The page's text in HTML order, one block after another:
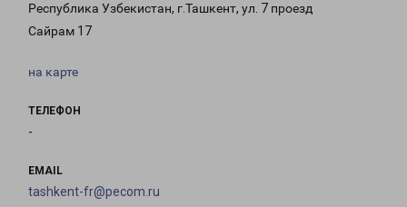
Республика Узбекистан, г.Ташкент, ул. 7 проезд
Сайрам 17
на карте
ТЕЛЕФОН
-
EMAIL
tashkent-fr@pecom.ru